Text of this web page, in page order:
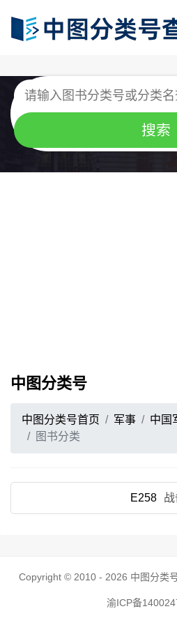
中图分类号
中图分类号首页 军事 中国
图书分类
E258
Copyright © 2010 - 2026 中图分类
渝ICP备